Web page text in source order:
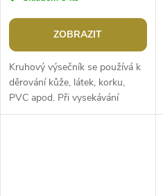
ZOBRAZIT
Kruhový výsečník se používá k
děrování kůže, látek, korku,
PVC apod. Při vysekávání
materiálu doporučujeme